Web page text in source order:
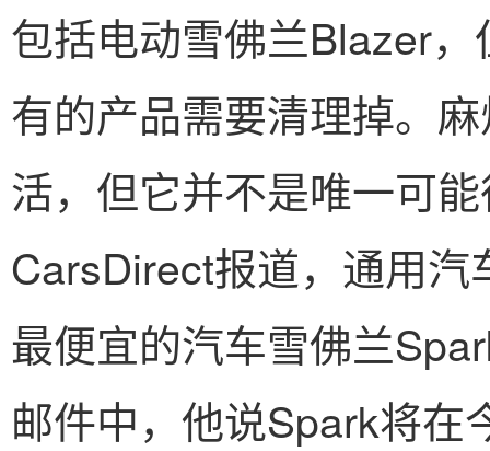
包括电动雪佛兰Blazer
有的产品需要清理掉。
活，但它并不是唯一可
CarsDirect报道，通用
最便宜的汽车雪佛兰
邮件中，他说Spark将在